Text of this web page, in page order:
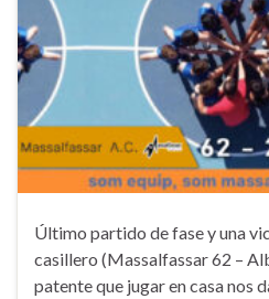
Último partido de fase y una
casillero (Massalfassar 62 –
patente que jugar en casa nos